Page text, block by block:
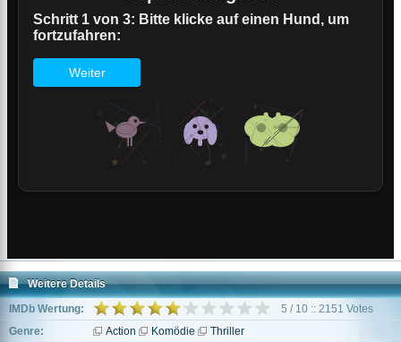
Weitere Details
IMDb Wertung:
5 / 10 :: 2151 Votes
Genre:
Action Komödie Thriller